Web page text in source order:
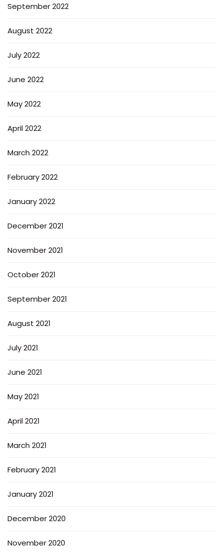
September 2022
August 2022
July 2022
June 2022
May 2022
April 2022
March 2022
February 2022
January 2022
December 2021
November 2021
October 2021
September 2021
August 2021
July 2021
June 2021
May 2021
April 2021
March 2021
February 2021
January 2021
December 2020
November 2020